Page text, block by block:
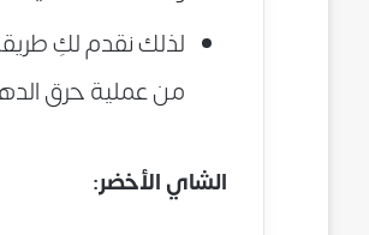
من عملية حرق
الشاي الأخضر: